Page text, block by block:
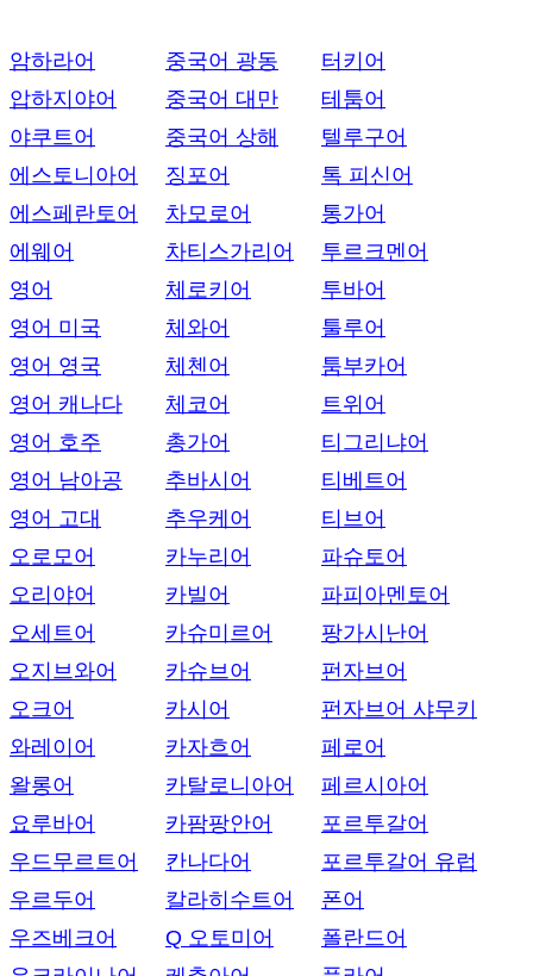
암하라어
압하지야어
야쿠트어
에스토니아어
에스페란토어
에웨어
영어
영어 미국
영어 영국
영어 캐나다
영어 호주
영어 남아공
영어 고대
오로모어
오리야어
오세트어
오지브와어
오크어
와레이어
왈롱어
요루바어
우드무르트어
우르두어
우즈베크어
중국어 광동
중국어 대만
중국어 상해
징포어
차모로어
차티스가리어
체로키어
체와어
체첸어
체코어
총가어
추바시어
추우케어
카누리어
카빌어
카슈미르어
카슈브어
카시어
카자흐어
카탈로니아어
카팜팡안어
칸나다어
칼라히수트어
Q 오토미어
터키어
테툼어
텔루구어
톡 피신어
통가어
투르크멘어
투바어
툴루어
툼부카어
트위어
티그리냐어
티베트어
티브어
파슈토어
파피아멘토어
팡가시난어
펀자브어
펀자브어 샤무키
페로어
페르시아어
포르투갈어
포르투갈어 유럽
폰어
폴란드어